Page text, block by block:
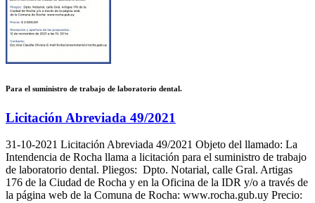
Para el suministro de trabajo de laboratorio dental.
Licitación Abreviada 49/2021
31-10-2021 Licitación Abreviada 49/2021 Objeto del llamado: La
Intendencia de Rocha llama a licitación para el suministro de trabajo
de laboratorio dental. Pliegos: Dpto. Notarial, calle Gral. Artigas
176 de la Ciudad de Rocha y en la Oficina de la IDR y/o a través de
la página web de la Comuna de Rocha: www.rocha.gub.uy Precio: